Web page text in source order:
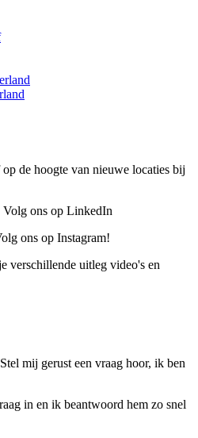
de hoogte van nieuwe locaties bij
Volg ons op LinkedIn
ons op Instagram!
verschillende uitleg video's en
mij gerust een vraag hoor, ik ben
in en ik beantwoord hem zo snel